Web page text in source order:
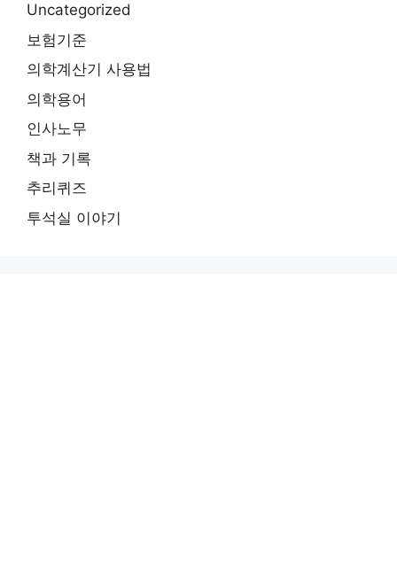
Uncategorized
보험기준
의학계산기 사용법
의학용어
인사노무
책과 기록
추리퀴즈
투석실 이야기